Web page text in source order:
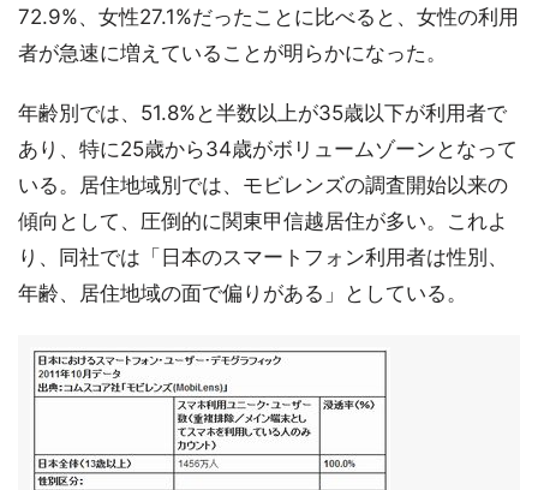
72.9%、女性27.1%だったことに比べると、女性の利用
者が急速に増えていることが明らかになった。
年齢別では、51.8%と半数以上が35歳以下が利用者で
あり、特に25歳から34歳がボリュームゾーンとなって
いる。居住地域別では、モビレンズの調査開始以来の
傾向として、圧倒的に関東甲信越居住が多い。これよ
り、同社では「日本のスマートフォン利用者は性別、
年齢、居住地域の面で偏りがある」としている。